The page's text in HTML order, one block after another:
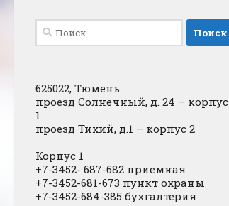
Найти:
625022, Тюмень
проезд Солнечный, д. 24 – корпус
1
проезд Тихий, д.1 – корпус 2
Корпус 1
+7-3452- 687-682 приемная
+7-3452-681-673 пункт охраны
+7-3452-684-385 бухгалтерия